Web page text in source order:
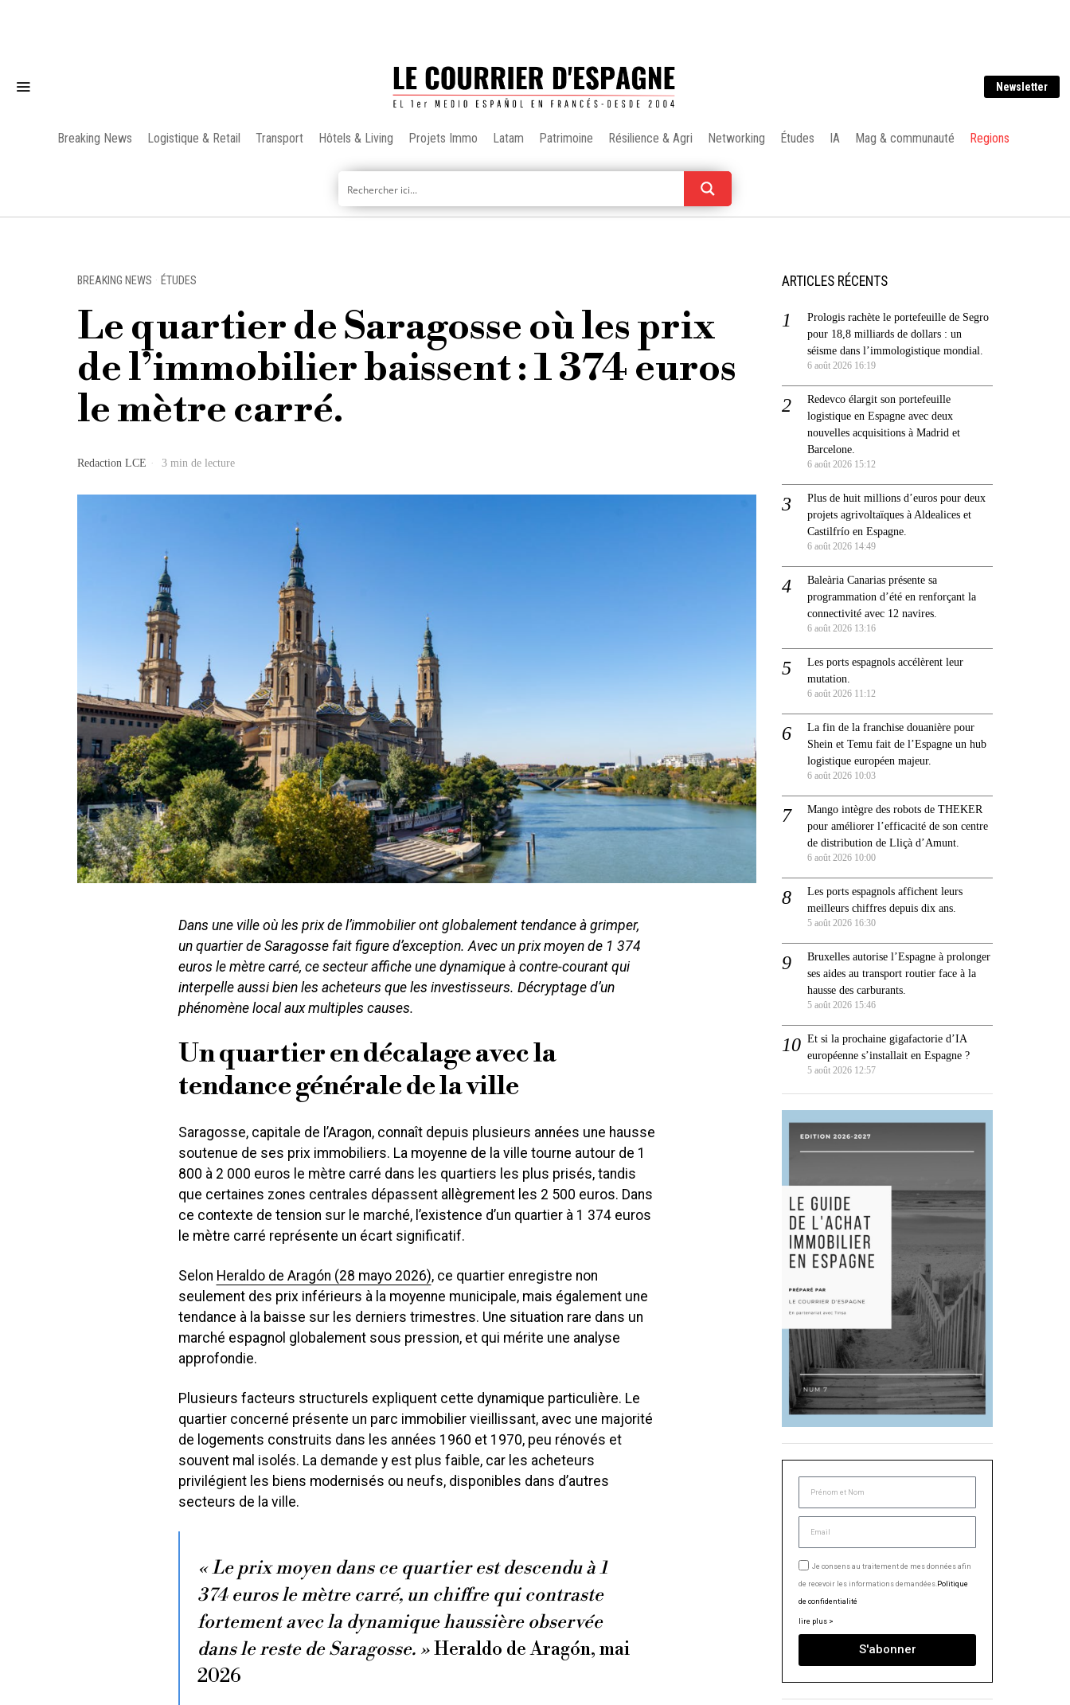
Newsletter
Breaking News Logistique & Retail Transport Hôtels & Living Projets Immo Latam Patrimoine Résilience & Agri Networking Études IA Mag & communauté Regions
BREAKING NEWS · ÉTUDES
Le quartier de Saragosse où les prix
de l’immobilier baissent : 1 374 euros
le mètre carré.
Redaction LCE 3 min de lecture
Dans une ville où les prix de l’immobilier ont globalement tendance à grimper,
un quartier de Saragosse fait figure d’exception. Avec un prix moyen de 1 374
euros le mètre carré, ce secteur affiche une dynamique à contre-courant qui
interpelle aussi bien les acheteurs que les investisseurs. Décryptage d’un
phénomène local aux multiples causes.
Un quartier en décalage avec la
tendance générale de la ville
Saragosse, capitale de l’Aragon, connaît depuis plusieurs années une hausse
soutenue de ses prix immobiliers. La moyenne de la ville tourne autour de 1
800 à 2 000 euros le mètre carré dans les quartiers les plus prisés, tandis
que certaines zones centrales dépassent allègrement les 2 500 euros. Dans
ce contexte de tension sur le marché, l’existence d’un quartier à 1 374 euros
le mètre carré représente un écart significatif.
Selon Heraldo de Aragón (28 mayo 2026), ce quartier enregistre non
seulement des prix inférieurs à la moyenne municipale, mais également une
tendance à la baisse sur les derniers trimestres. Une situation rare dans un
marché espagnol globalement sous pression, et qui mérite une analyse
approfondie.
Plusieurs facteurs structurels expliquent cette dynamique particulière. Le
quartier concerné présente un parc immobilier vieillissant, avec une majorité
de logements construits dans les années 1960 et 1970, peu rénovés et
souvent mal isolés. La demande y est plus faible, car les acheteurs
privilégient les biens modernisés ou neufs, disponibles dans d’autres
secteurs de la ville.
« Le prix moyen dans ce quartier est descendu à 1
374 euros le mètre carré, un chiffre qui contraste
fortement avec la dynamique haussière observée
dans le reste de Saragosse. »Heraldo de Aragón, mai
2026
ARTICLES RÉCENTS
Prologis rachète le portefeuille de Segro
pour 18,8 milliards de dollars : un
séisme dans l’immologistique mondial.
6 août 2026 16:19
Redevco élargit son portefeuille
logistique en Espagne avec deux
nouvelles acquisitions à Madrid et
Barcelone.
6 août 2026 15:12
Plus de huit millions d’euros pour deux
projets agrivoltaïques à Aldealices et
Castilfrío en Espagne.
6 août 2026 14:49
Baleària Canarias présente sa
programmation d’été en renforçant la
connectivité avec 12 navires.
6 août 2026 13:16
Les ports espagnols accélèrent leur
mutation.
6 août 2026 11:12
La fin de la franchise douanière pour
Shein et Temu fait de l’Espagne un hub
logistique européen majeur.
6 août 2026 10:03
Mango intègre des robots de THEKER
pour améliorer l’efficacité de son centre
de distribution de Lliçà d’Amunt.
6 août 2026 10:00
Les ports espagnols affichent leurs
meilleurs chiffres depuis dix ans.
5 août 2026 16:30
Bruxelles autorise l’Espagne à prolonger
ses aides au transport routier face à la
hausse des carburants.
5 août 2026 15:46
Et si la prochaine gigafactorie d’IA
européenne s’installait en Espagne ?
5 août 2026 12:57
Je consens au traitement de mes données afin
de recevoir les informations demandées. Politique
de confidentialité
lire plus >
S'abonner